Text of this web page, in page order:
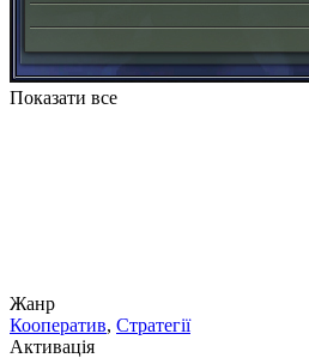
Показати все
Жанр
Кооператив, Стратегії
Активація